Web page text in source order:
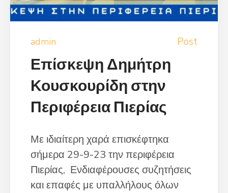
admin Post
Επίσκεψη Δημήτρη
Κουσκουρίδη στην
Περιφέρεια Πιερίας
Με ιδιαίτερη χαρά επισκέφτηκα
σήμερα 29-9-23 την περιφέρεια
Πιερίας, Ενδιαφέρουσες συζητήσεις
και επαφές με υπαλλήλους όλων